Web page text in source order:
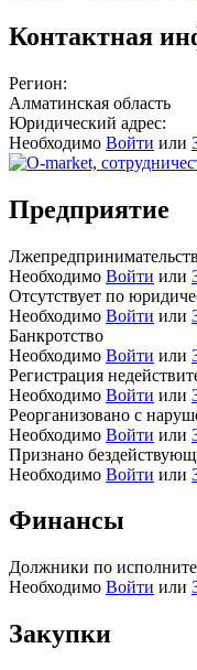
Контактная
Регион:
Алматинская область
Юридический адрес:
Необходимо Войти или
Предприятие
Необходимо Войти или
Отсутствует по
Необходимо Войти или
Банкротство
Необходимо Войти или
Регистрация
Необходимо Войти или
Реорганизовано с
Необходимо Войти или
Признано
Необходимо Войти или
Финансы
Должники по
Необходимо Войти или
Закупки